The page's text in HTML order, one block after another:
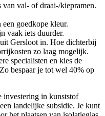
van val- of draai-/kiepramen.
goedkope kleur.
vaak iets duurder.
Gersloot in. Hoe dichterbij
zo laag mogelijk.
specialisten en kies de
bespaar je tot wel 40% op
investering in kunststof
landelijke subsidie. Je kunt